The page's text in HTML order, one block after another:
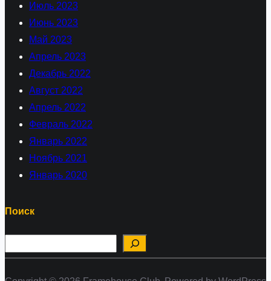
Июль 2023
Июнь 2023
Май 2023
Апрель 2023
Декабрь 2022
Август 2022
Апрель 2022
Февраль 2022
Январь 2022
Ноябрь 2021
Январь 2020
Поиск
о
и